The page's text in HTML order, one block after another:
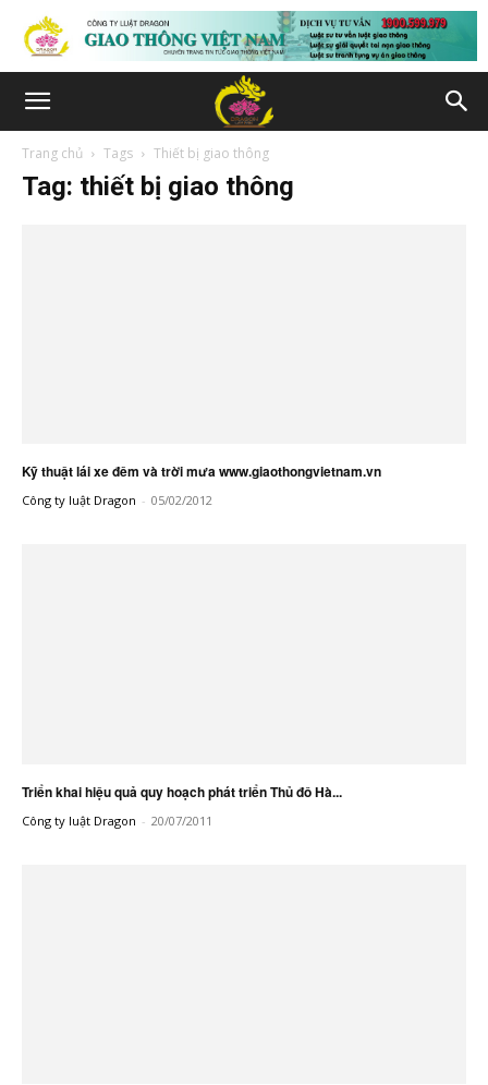
Trang chủ Tags Thiết bị giao thông
Tag: thiết bị giao thông
Kỹ thuật lái xe đêm và trời mưa www.giaothongvietnam.vn
Công ty luật Dragon - 05/02/2012
Triển khai hiệu quả quy hoạch phát triển Thủ đô Hà...
Công ty luật Dragon - 20/07/2011